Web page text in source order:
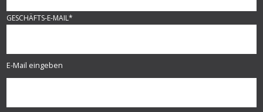
GESCHÄFTS-E-MAIL*
E-Mail eingeben